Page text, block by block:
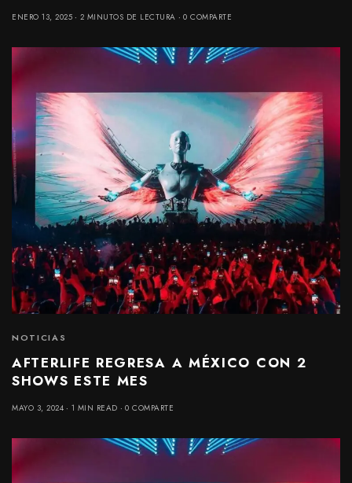
ENERO 13, 2025 2 MINUTOS DE LECTURA 0 COMPARTE
NOTICIAS
AFTERLIFE REGRESA A MÉXICO CON 2
SHOWS ESTE MES
MAYO 3, 2024 1 MIN READ 0 COMPARTE